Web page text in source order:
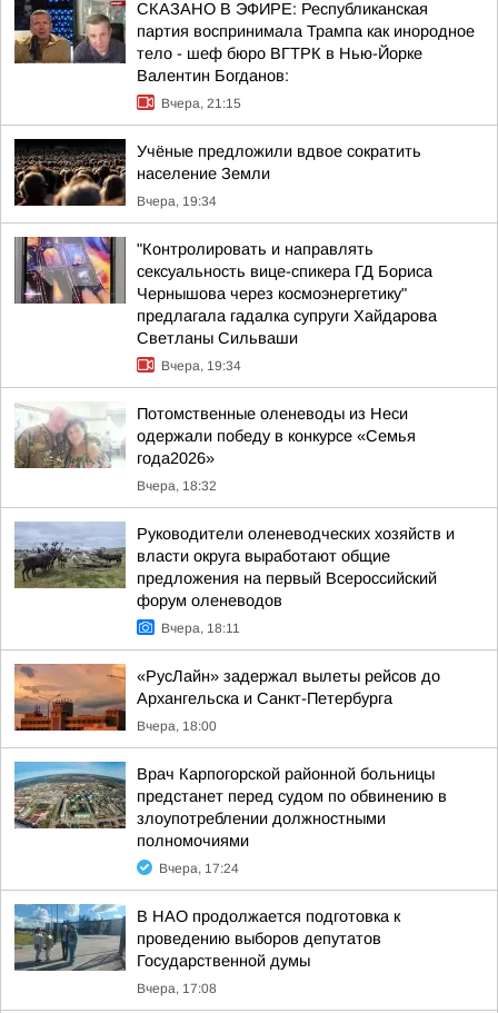
СКАЗАНО В ЭФИРЕ: Республиканская
партия воспринимала Трампа как инородное
тело - шеф бюро ВГТРК в Нью-Йорке
Валентин Богданов:
Вчера, 21:15
Учёные предложили вдвое сократить
население Земли
Вчера, 19:34
"Контролировать и направлять
сексуальность вице-спикера ГД Бориса
Чернышова через космоэнергетику"
предлагала гадалка супруги Хайдарова
Светланы Сильваши
Вчера, 19:34
Потомственные оленеводы из Неси
одержали победу в конкурсе «Семья
года2026»
Вчера, 18:32
Руководители оленеводческих хозяйств и
власти округа выработают общие
предложения на первый Всероссийский
форум оленеводов
Вчера, 18:11
«РусЛайн» задержал вылеты рейсов до
Архангельска и Санкт-Петербурга
Вчера, 18:00
Врач Карпогорской районной больницы
предстанет перед судом по обвинению в
злоупотреблении должностными
полномочиями
Вчера, 17:24
В НАО продолжается подготовка к
проведению выборов депутатов
Государственной думы
Вчера, 17:08